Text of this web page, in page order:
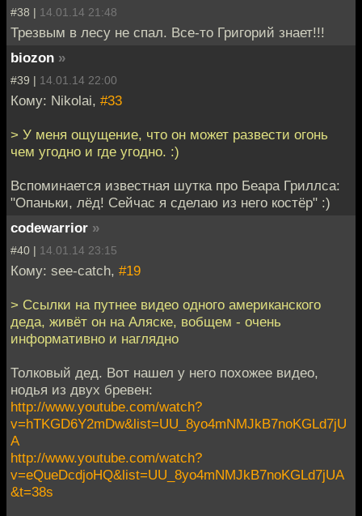
#38 | 14.01.14 21:48
Трезвым в лесу не спал. Все-то Григорий знает!!!
biozon »
#39 | 14.01.14 22:00
Кому: Nikolai, #33
> У меня ощущение, что он может развести огонь
чем угодно и где угодно. :)
Вспоминается известная шутка про Беара Гриллса:
"Опаньки, лёд! Сейчас я сделаю из него костёр" :)
codewarrior »
#40 | 14.01.14 23:15
Кому: see-catch, #19
> Ссылки на путнее видео одного американского
деда, живёт он на Аляске, вобщем - очень
информативно и наглядно
Толковый дед. Вот нашел у него похожее видео,
нодья из двух бревен:
http://www.youtube.com/watch?
v=hTKGD6Y2mDw&list=UU_8yo4mNMJkB7noKGLd7jU
A
http://www.youtube.com/watch?
v=eQueDcdjoHQ&list=UU_8yo4mNMJkB7noKGLd7jUA
&t=38s